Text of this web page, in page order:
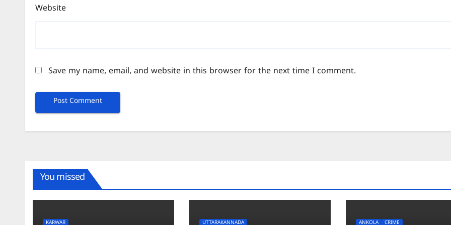
Website
Save my name, email, and website in this browser for the next time I comment.
You missed
KARWAR UTTARAKANNADA ANKOLA CRIME